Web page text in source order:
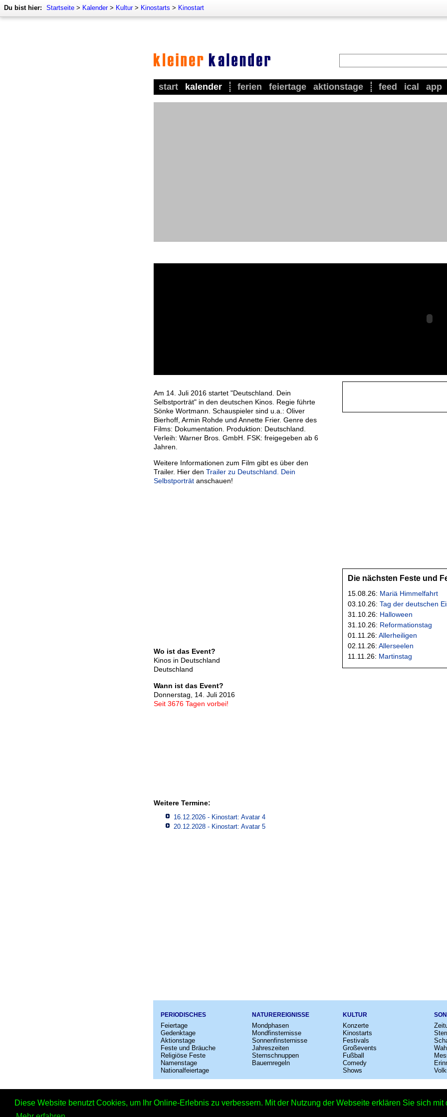
Diese Website benutzt Cookies, um Ihr Online-Erlebnis zu verbessern. Mit der Nutzung der Webseite erklären Sie sich
Du bist hier: Startseite > Kalender> Kultur> Kinostarts > Kinostart
start kalender ferien feiertage aktionstage feed ical app
Am 14. Juli 2016 startet "Deutschland. Dein
Selbstporträt" in den deutschen Kinos. Regie führte
Sönke Wortmann. Schauspieler sind u.a.: Oliver
Bierhoff, Armin Rohde und Annette Frier. Genre des
Films: Dokumentation. Produktion: Deutschland.
Verleih: Warner Bros. GmbH. FSK: freigegeben ab 6
Jahren.
Weitere Informationen zum Film gibt es über den
Trailer. Hier den Trailer zu Deutschland. Dein
Selbstporträt anschauen!
Wo ist das Event?
Kinos in Deutschland
Deutschland
Wann ist das Event?
Donnerstag, 14. Juli 2016
Seit 3676 Tagen vorbei!
Weitere Termine:
16.12.2026 - Kinostart: Avatar 4
20.12.2028 - Kinostart: Avatar 5
Die nächsten Feste und
15.08.26: Mariä Himmelfahrt
03.10.26: Tag der deutschen
31.10.26: Halloween
31.10.26: Reformationstag
01.11.26: Allerheiligen
02.11.26: Allerseelen
11.11.26: Martinstag
PERIODISCHES
Feiertage
Gedenktage
Aktionstage
Feste und Bräuche
Religiöse Feste
Namenstage
Nationalfeiertage
NATUREREIGNISSE
Mondphasen
Mondfinsternisse
Sonnenfinsternisse
Jahreszeiten
Sternschnuppen
Bauernregeln
KULTUR
Konzerte
Kinostarts
Festivals
Großevents
Fußball
Comedy
Shows
Kinostart: Deutschland. Dein Selbstporträt - 14.07.2016 – Copyright © 2026 Kleiner